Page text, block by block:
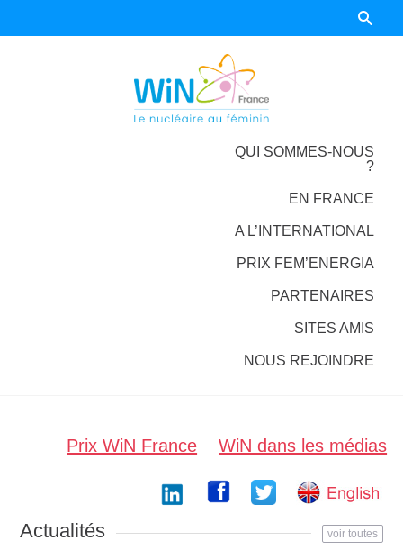
QUI SOMMES-NOUS
?
EN FRANCE
A L’INTERNATIONAL
PRIX FEM’ENERGIA
PARTENAIRES
SITES AMIS
NOUS REJOINDRE
Prix WiN France WiN dans les médias
Actualités voir toutes